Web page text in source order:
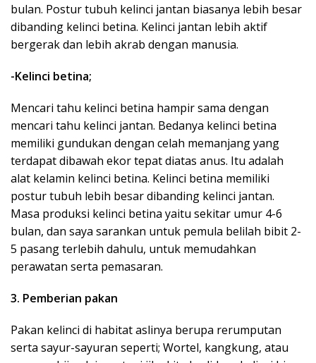
bulan. Postur tubuh kelinci jantan biasanya lebih besar
dibanding kelinci betina. Kelinci jantan lebih aktif
bergerak dan lebih akrab dengan manusia.
-Kelinci betina;
Mencari tahu kelinci betina hampir sama dengan
mencari tahu kelinci jantan. Bedanya kelinci betina
memiliki gundukan dengan celah memanjang yang
terdapat dibawah ekor tepat diatas anus. Itu adalah
alat kelamin kelinci betina. Kelinci betina memiliki
postur tubuh lebih besar dibanding kelinci jantan.
Masa produksi kelinci betina yaitu sekitar umur 4-6
bulan, dan saya sarankan untuk pemula belilah bibit 2-
5 pasang terlebih dahulu, untuk memudahkan
perawatan serta pemasaran.
3. Pemberian pakan
Pakan kelinci di habitat aslinya berupa rerumputan
serta sayur-sayuran seperti; Wortel, kangkung, atau